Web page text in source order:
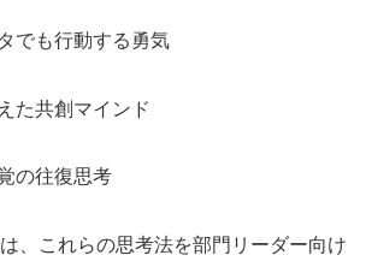
でも行動する勇気
た共創マインド
の往復思考
、これらの思考法を部門リーダー向け